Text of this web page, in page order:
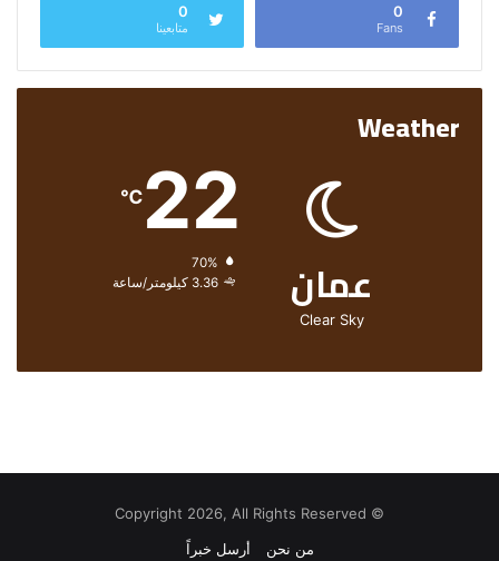
0
Fans
0
متابعينا
Weather
عمان
Clear Sky
22
℃
الرطوبة:
الرياح:3.36 كيلومتر/ساعة
© Copyright 2026, All Rights Reserved
من نحن
أرسل خبراً